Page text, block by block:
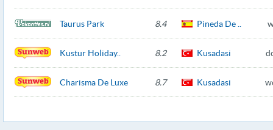
Taurus Park 8.4 Pineda De ..
Kustur Holiday.. 8.2 Kusadasi
Charisma De Luxe 8.7 Kusadasi